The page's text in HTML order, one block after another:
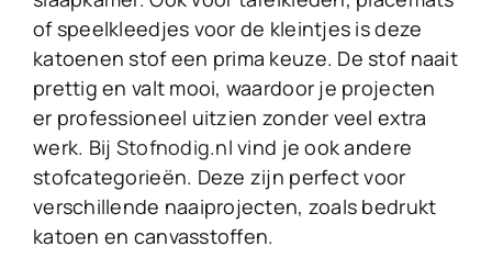
of speelkleedjes voor de kleintjes is deze
katoenen stof een prima keuze. De stof naait
prettig en valt mooi, waardoor je projecten
er professioneel uitzien zonder veel extra
werk. Bij Stofnodig.nl vind je ook andere
stofcategorieën. Deze zijn perfect voor
verschillende naaiprojecten, zoals bedrukt
katoen en canvasstoffen.